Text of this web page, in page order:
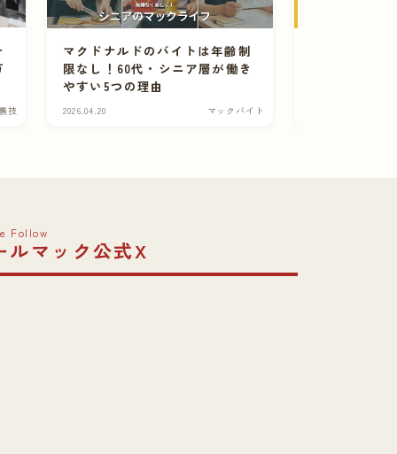
技
マクドナルドのバイトは年齢制
限なし！60代・シニア層が働き
やすい5つの理由
2026.04.20 マックバイト
Follow
ルマック公式X